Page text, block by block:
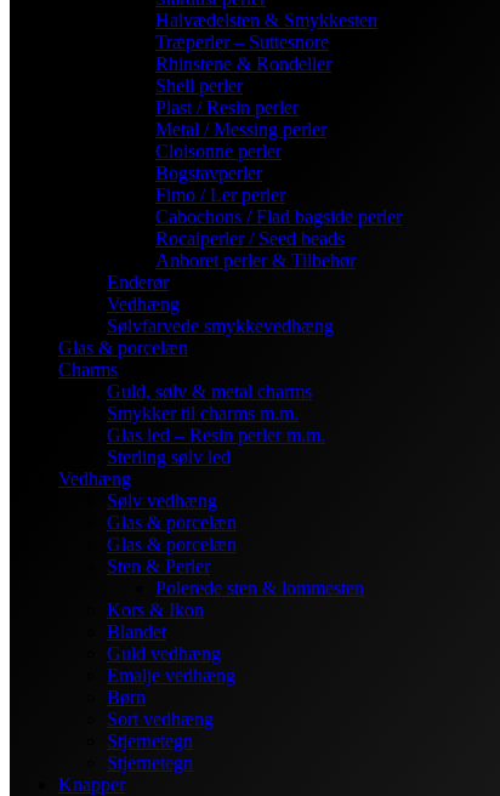
Halvædelsten & Smykkesten
Træperler – Suttesnore
Rhinstene & Rondeller
Shell perler
Plast / Resin perler
Metal / Messing perler
Cloisonne perler
Bogstavperler
Fimo / Ler perler
Cabochons / Flad bagside perler
Rocaiperler / Seed beads
Anboret perler & Tilbehør
Enderør
Vedhæng
Sølvfarvede smykkevedhæng
Glas & porcelæn
Charms
Guld, sølv & metal charms
Smykker til charms m.m.
Glas led – Resin perler m.m.
Sterling sølv led
Vedhæng
Sølv vedhæng
Glas & porcelæn
Glas & porcelæn
Sten & Perler
Polerede sten & lommesten
Kors & Ikon
Blandet
Guld vedhæng
Emalje vedhæng
Børn
Sort vedhæng
Stjernetegn
Stjernetegn
Knapper